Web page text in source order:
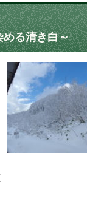
る清き白～